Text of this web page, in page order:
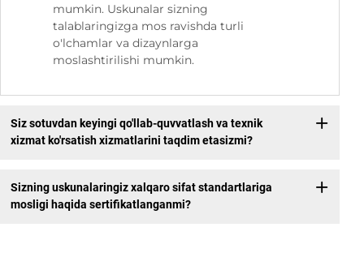
mumkin. Uskunalar sizning
talablaringizga mos ravishda turli
o'lchamlar va dizaynlarga
moslashtirilishi mumkin.
Siz sotuvdan keyingi qo'llab-quvvatlash va texnik
xizmat ko'rsatish xizmatlarini taqdim etasizmi?
Sizning uskunalaringiz xalqaro sifat standartlariga
mosligi haqida sertifikatlanganmi?